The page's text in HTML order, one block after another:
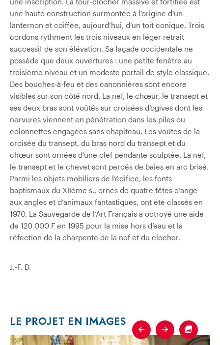
une haute construction surmontée à l’origine d’un
lanternon et coiffée, aujourd’hui, d’un toit conique. Trois
cordons rythment les trois niveaux en léger retrait
successif de son élévation. Sa façade occidentale ne
possède que deux ouvertures : une petite fenêtre au
troisième niveau et un modeste portail de style classique.
Des bouches-à-feu et des canonnières sont encore
visibles sur son côté nord. La nef, le chœur, le transept et
ses deux bras sont voûtés sur croisées d’ogives dont les
nervures viennent en pénétration dans les piles ou
colonnettes engagées sans chapiteau. Les voûtes de la
croisée du transept, du bras nord du transept et du
chœur sont ornées d’une clef pendante sculptée. La nef,
le transept et le chevet sont percés de baies en arc brisé.
Parmi les objets mobiliers de l’édifice, les fonts
baptismaux du XIIème s., ornés de quatre têtes d’ange
aux angles et d’animaux fantastiques, ont été classés en
1970. La Sauvegarde de l’Art Français a octroyé une aide
de 120 000 F en 1995 pour la mise hors d’eau et la
réfection de la charpente de la nef et du clocher.
J.-F. D.
LE PROJET EN IMAGES
Previous
Next